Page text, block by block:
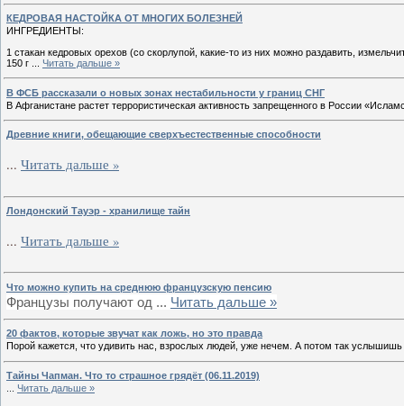
КEДPOBAЯ HACTOЙКА ОТ MHOГИХ БOЛEЗHEЙ
ИНГРЕДИЕНТЫ:
1 стакан кедровых орехов (со скорлупой, какие-то из них можно раздавить,
150 г
Читать дальше »
В ФСБ рассказали о новых зонах нестабильности у границ СНГ
В Афганистане растет террористическая активность запрещенного в России
Древние книги, обещающие сверхъестественные способности
... Читать дальше »
Лондонский Тауэр - хранилище тайн
... Читать дальше »
Что можно купить на среднюю французскую пенсию
Французы получают од ... Читать дальше »
20 фактов, которые звучат как ложь, но это правда
Порой кажется, что удивить нас, взрослых людей, уже нечем. А потом так
Тайны Чапман. Что то страшное грядёт (06.11.2019)
Читать дальше »